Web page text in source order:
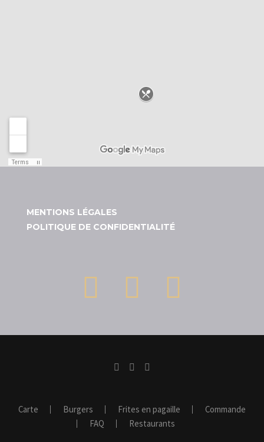
MENTIONS LÉGALES
POLITIQUE DE CONFIDENTIALITÉ
Carte Burgers Frites en pagaille
Commande
FAQ
Restaurants